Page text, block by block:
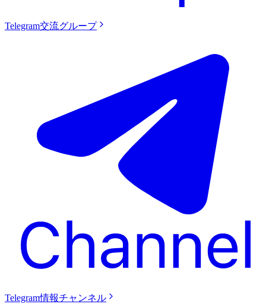
Telegram交流グループ
Telegram情報チャンネル